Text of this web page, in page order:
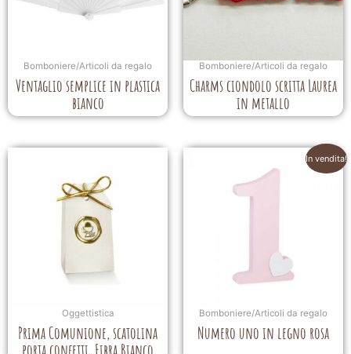
Bomboniere/Articoli da regalo
Ventaglio semplice in plastica
bianco
Bomboniere/Articoli da regalo
Charms ciondolo scritta Laurea
in metallo
Oggettistica
Prima Comunione, scatolina
In vendita!
Bomboniere/Articoli da regalo
Numero uno in legno rosa